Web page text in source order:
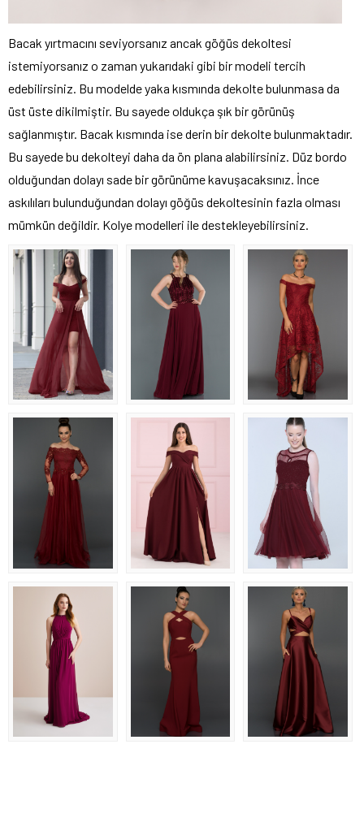
Bacak yırtmacını seviyorsanız ancak göğüs dekoltesi
istemiyorsanız o zaman yukarıdaki gibi bir modeli tercih
edebilirsiniz. Bu modelde yaka kısmında dekolte bulunmasa da
üst üste dikilmiştir. Bu sayede oldukça şık bir görünüş
sağlanmıştır. Bacak kısmında ise derin bir dekolte bulunmaktadır.
Bu sayede bu dekolteyi daha da ön plana alabilirsiniz. Düz bordo
olduğundan dolayı sade bir görünüme kavuşacaksınız. İnce
askılıları bulunduğundan dolayı göğüs dekoltesinin fazla olması
mümkün değildir. Kolye modelleri ile destekleyebilirsiniz.